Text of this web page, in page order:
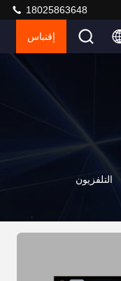
18025863648
إقتباس
التلفزيون